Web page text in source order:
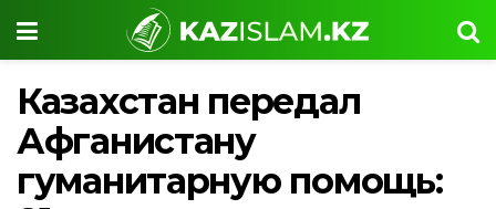
Казахстан передал
Афганистану
гуманитарную помощь: